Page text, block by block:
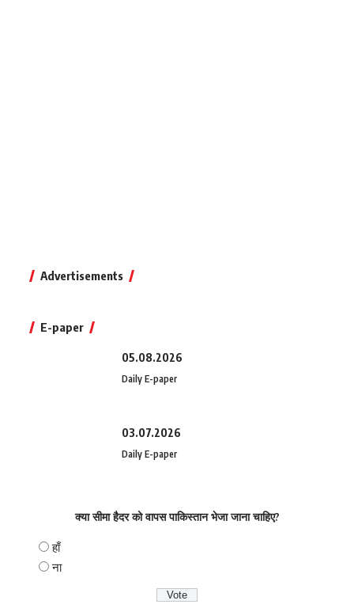
Advertisements
E-paper
05.08.2026
Daily E-paper
03.07.2026
Daily E-paper
क्या सीमा हैदर को वापस पाकिस्तान भेजा जाना चाहिए?
हाँ
ना